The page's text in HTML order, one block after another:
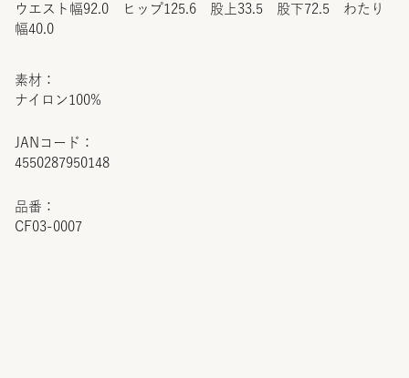
JANコード：
4550287950148
品番：
CF03-0007
ウエスト幅92.0 ヒップ125.6 股上33.5 股下72.5 わたり
幅40.0
素材：
ナイロン100%